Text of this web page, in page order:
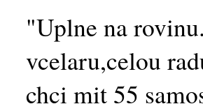
"Uplne na
vcelaru,celou
chci mit 55